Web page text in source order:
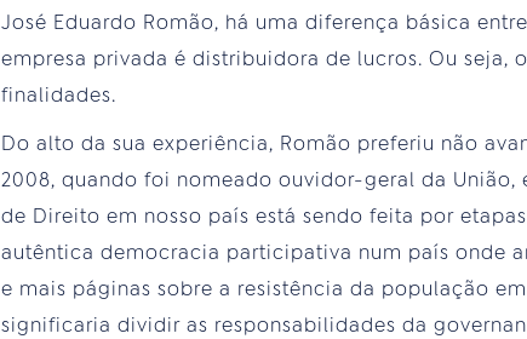
José Eduardo Romão, há uma diferença básica
empresa privada é distribuidora de lucros. Ou seja,
finalidades.
Do alto da sua experiência, Romão preferiu não
2008, quando foi nomeado ouvidor-geral da
de Direito em nosso país está sendo feita por
autêntica democracia participativa num país onde
e mais páginas sobre a resistência da população
significaria dividir as responsabilidades da